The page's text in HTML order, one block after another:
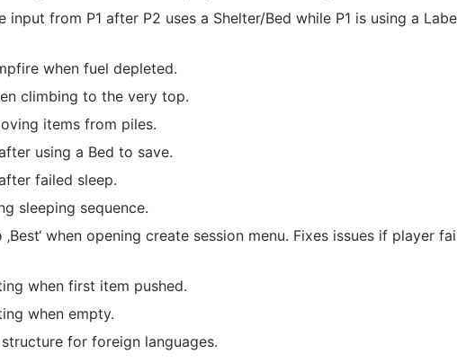
from P1 after P2 uses a Shelter/Bed while P1 is using a
when fuel depleted.
climbing to the very top.
items from piles.
using a Bed to save.
failed sleep.
sleeping sequence.
when opening create session menu. Fixes issues if player
when first item pushed.
when empty.
for foreign languages.